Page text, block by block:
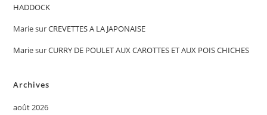
HADDOCK
MariesurCREVETTES A LA JAPONAISE
MariesurCURRY DE POULET AUX CAROTTES ET AUX POIS CHICHES
Archives
août 2026